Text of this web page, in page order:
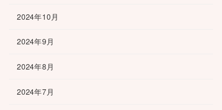
2024年10月
2024年9月
2024年8月
2024年7月